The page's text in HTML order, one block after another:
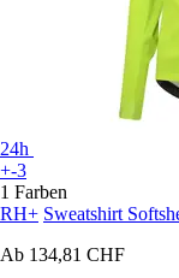
24h
+-3
1 Farben
RH+ Sweatshirt
Ab 134,81 CHF